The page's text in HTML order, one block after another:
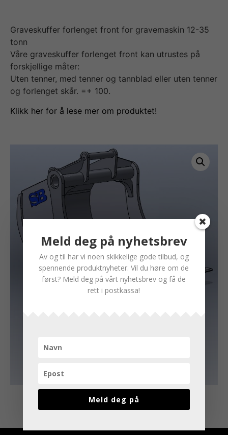
Graveskuffer forlenget front for gravemaskin 12-35
tonn
Våre graveskuffer forlenget front kan utrustes på
forskjellige måter:
Uten tenner, med tenner og tannblad eller uten tenner
og forlenget skår. =+ 100.
Klikk her for å lese mer om produktet!
Meld deg på nyhetsbrev
Av og til har vi noen skikkelige gode tilbud, og
spennende produktnyheter. Vil du høre om de
først? Meld deg på vårt nyhetsbrev og få de
rett i postkassa!
Meld deg på